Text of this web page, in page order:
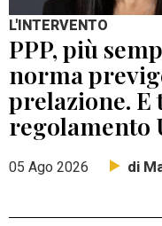
L'INTERVENTO
PPP, più
norma
prelazione. E
regolamento
05 Ago 2026 di